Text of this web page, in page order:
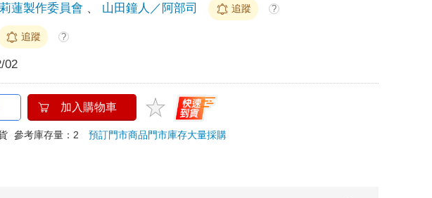
蓮製作委員會 、 山田鐘人／阿部司 追蹤 ?
追蹤 ?
02
加入購物車
參考庫存量：2預訂門市商品門市庫存大量採購